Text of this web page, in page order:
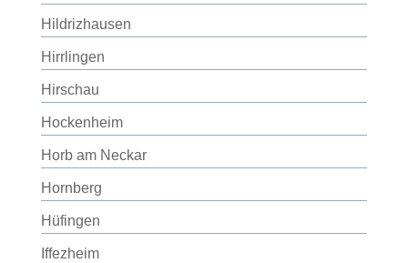
Hildrizhausen
Hirrlingen
Hirschau
Hockenheim
Horb am Neckar
Hornberg
Hüfingen
Iffezheim